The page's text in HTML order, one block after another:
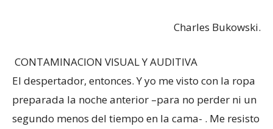
Charles Bukowski.
CONTAMINACION VISUAL Y AUDITIVA
El despertador, entonces. Y yo me visto con la ropa
preparada la noche anterior –para no perder ni un
segundo menos del tiempo en la cama- . Me resisto